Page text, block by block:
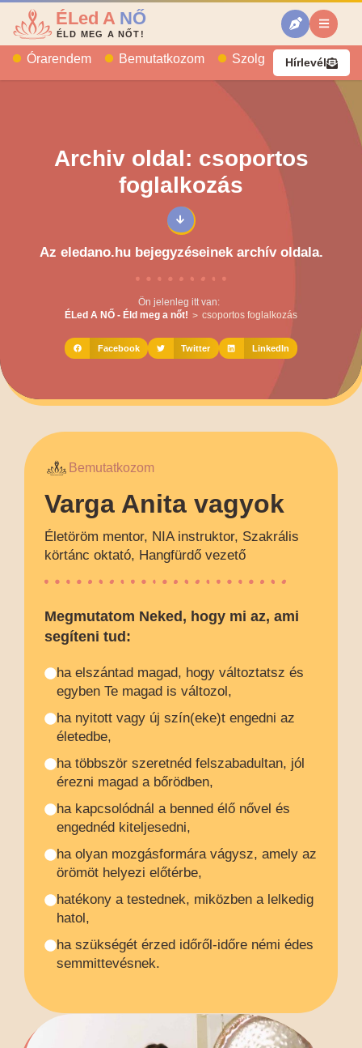
ÉLed A NŐ
ÉLD MEG A NŐT!
Órarendem Bemutatkozom Szolgáltatásaim
Hírlevél
Archiv oldal: csoportos
foglalkozás
Az eledano.hu bejegyzéseinek archív oldala.
Ön jelenleg itt van:
ÉLed A NŐ - Éld meg a nőt! > csoportos foglalkozás
Facebook Twitter LinkedIn
Bemutatkozom
Varga Anita vagyok
Életöröm mentor, NIA instruktor, Szakrális
körtánc oktató, Hangfürdő vezető
Megmutatom Neked, hogy mi az, ami
segíteni tud:
ha elszántad magad, hogy változtatsz és
egyben Te magad is változol,
ha nyitott vagy új szín(eke)t engedni az
életedbe,
ha többször szeretnéd felszabadultan, jól
érezni magad a bőrödben,
ha kapcsolódnál a benned élő nővel és
engednéd kiteljesedni,
ha olyan mozgásformára vágysz, amely az
örömöt helyezi előtérbe,
hatékony a testednek, miközben a lelkedig
hatol,
ha szükségét érzed időről-időre némi édes
semmittevésnek.